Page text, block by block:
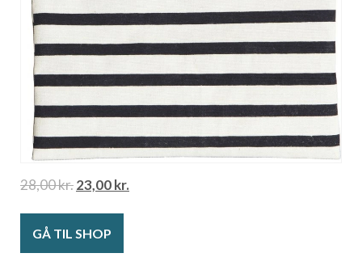
28,00kr.23,00kr.
GÅ TIL SHOP